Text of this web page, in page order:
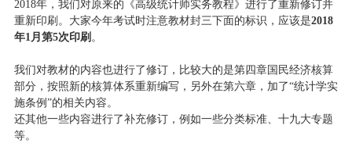
2018年，我们对原来的《高级统计师实务教程》进行了重新修订并
重新印刷。大家今年考试时注意教材封三下面的标识，应该是2018
年1月第5次印刷 。
我们对教材的内容也进行了修订，比较大的是第四章国民经济核算
部分，按照新的核算体系重新编写，另外在第六章，加了“统计学实
施条例”的相关内容。
还其他一些内容进行了补充修订，例如一些分类标准、十九大专题
等。